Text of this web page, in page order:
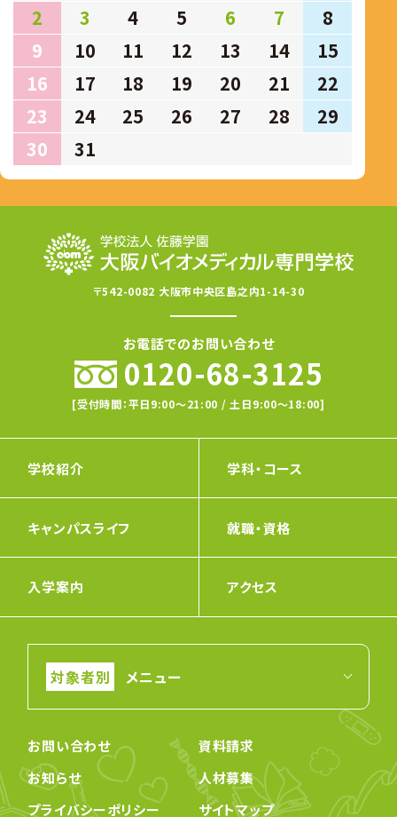
2
3 4 5 6 7
8
9
10 11 12 13 14
15
16
17 18 19 20 21
22
23
24 25 26 27 28
29
30
31
〒542-0082 大阪市中央区島之内1-14-30
お電話でのお問い合わせ
0120-68-3125
[受付時間：平日9:00〜21:00 / 土日9:00〜18:00]
学校紹介 学科・コース
キャンパスライフ 就職・資格
入学案内 アクセス
メニュー
お問い合わせ
資料請求
お知らせ
人材募集
プライバシーポリシー
サイトマップ